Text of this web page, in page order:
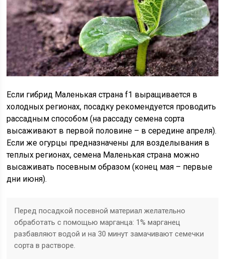
Если гибрид Маленькая страна f1 выращивается в
холодных регионах, посадку рекомендуется проводить
рассадным способом (на рассаду семена сорта
высаживают в первой половине – в середине апреля).
Если же огурцы предназначены для возделывания в
теплых регионах, семена Маленькая страна можно
высаживать посевным образом (конец мая – первые
дни июня).
Перед посадкой посевной материал желательно
обработать с помощью марганца: 1% марганец
разбавляют водой и на 30 минут замачивают семечки
сорта в растворе.